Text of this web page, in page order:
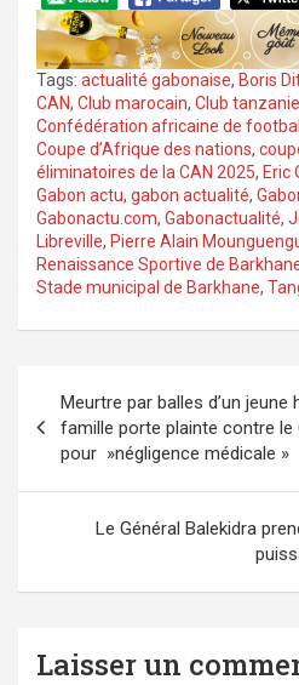
Tags: actualité gabonaise, Boris
CAN, Club marocain, Club
Confédération africaine de football
Coupe d’Afrique des nations,
éliminatoires de la CAN 2025, Eric
Gabon actu, gabon actualité,
Gabonactu.com, Gabonactualité,
Libreville, Pierre Alain
Renaissance Sportive de
Stade municipal de Barkhane,
de
l’article
Meurtre par balles d’un
famille porte plainte contre le
pour »négligence médicale »
Le Général Balekidra
Laisser un